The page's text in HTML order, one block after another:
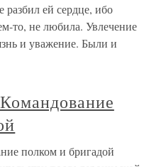
ей сердце, ибо
то, не любила. Увлечение
и уважение. Были и
полком и бригадой